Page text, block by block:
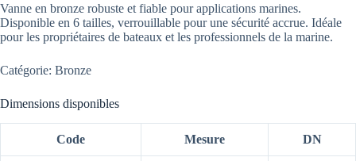
Vanne en bronze robuste et fiable pour applications marines.
Disponible en 6 tailles, verrouillable pour une sécurité accrue. Idéale
pour les propriétaires de bateaux et les professionnels de la marine.
Catégorie: Bronze
Dimensions disponibles
Code Mesure DN